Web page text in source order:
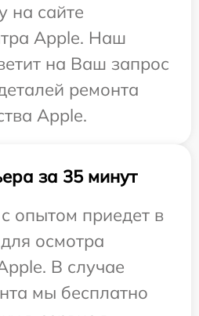
на сайте
Apple. Наш
на Ваш запрос
ремонта
Apple.
за 35 минут
опытом приедет в
осмотра
В случае
мы бесплатно